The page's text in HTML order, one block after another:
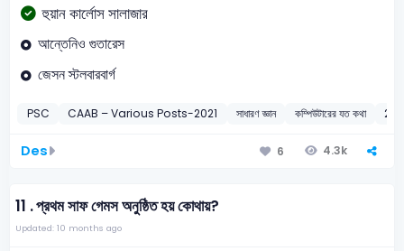
হুয়ান কার্লোস সালাজার
আন্তেনিও গুতারেস
জেসন স্টলবারবার্গ
PSC CAAB – Various Posts-2021 সাধারণ জ্ঞান কম্পিউটারের যত কথা
Des 6 4.3k
11 .প্রথম সাফ গেমস অনুষ্ঠিত হয় কোথায়?
Updated: 10 months ago